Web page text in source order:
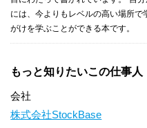
には、今よりもレベルの高い場所で
がけを学ぶことができる本です。
もっと知りたいこの仕事人
会社
株式会社StockBase